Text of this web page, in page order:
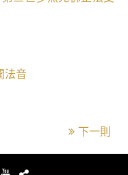
法音
下一則